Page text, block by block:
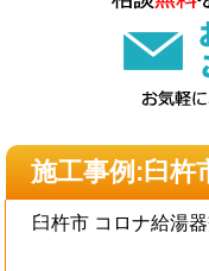
施工事例:臼杵
臼杵市 コロナ給湯